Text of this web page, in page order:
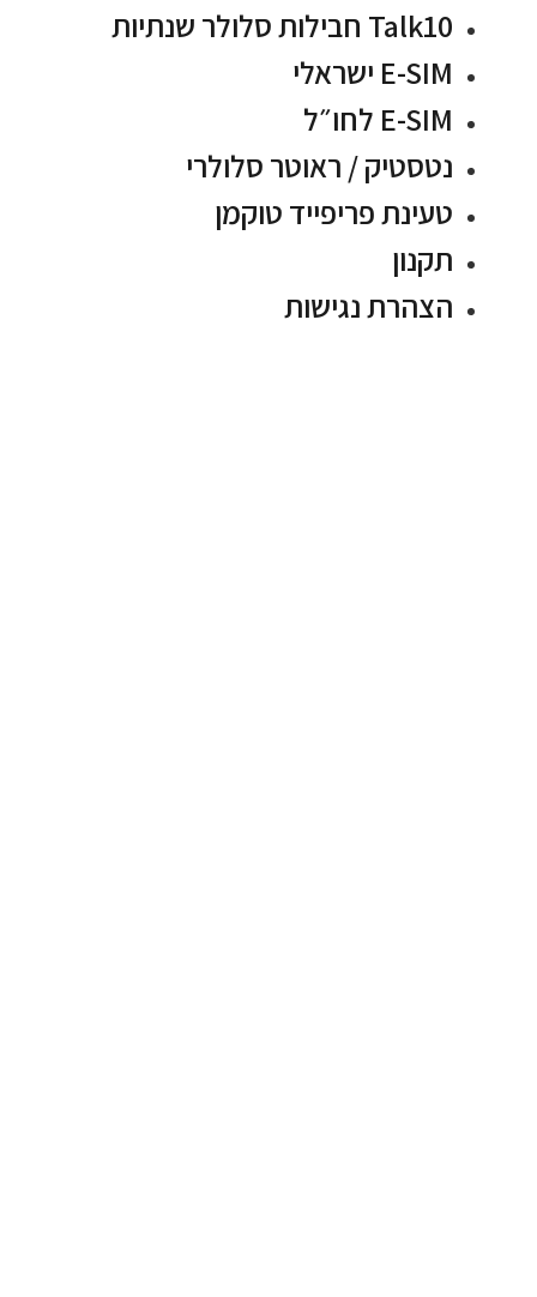
Talk10 חבילות סלולר שנתיות
E-SIM ישראלי
E-SIM לחו״ל
נטסטיק / ראוטר סלולרי
טעינת פריפייד טוקמן
תקנון
הצהרת נגישות